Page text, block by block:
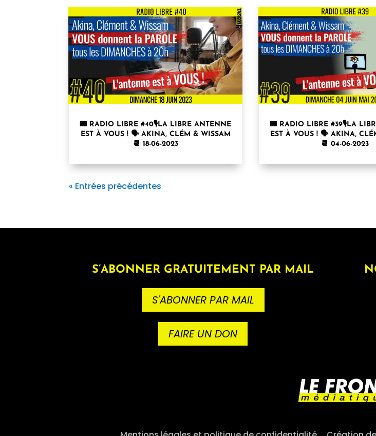
📟 RADIO LIBRE #40🎙LA LIBRE ANTENNE
EST À VOUS ! 🗣 AKINA, CLÉM & WISSAM
📆 18-06-2023
📟 RADIO LIBRE #39🎙LA
EST À VOUS ! 🗣 AKINA,
📆 04-06-2023
« Entrées précédentes
S’ABONNER GRATUITEMENT PAR MAIL
S'ABONNER PAR MAIL
FAIRE UN DON